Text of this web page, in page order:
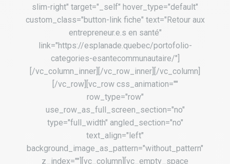
slim-right" target="_self" hover_type="default"
custom_class="button-link fiche" text="Retour aux
entrepreneur.e.s en santé"
link="https://esplanade.quebec/portofolio-
categories-esantecommunautaire/"]
[/vc_column_inner][/vc_row_inner][/vc_column]
[/vc_row][vc_row css_animation=""
row_type="row"
use_row_as_full_screen_section="no"
type="full_width" angled_section="no"
text_align="left"
background_image_as_pattern="without_pattern"
z_index=""][vc_column][vc_empty_space